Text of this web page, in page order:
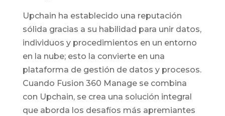
Upchain ha establecido una reputación
sólida gracias a su habilidad para unir datos,
individuos y procedimientos en un entorno
en la nube; esto la convierte en una
plataforma de gestión de datos y procesos.
Cuando Fusion 360 Manage se combina
con Upchain, se crea una solución integral
que aborda los desafíos más apremiantes